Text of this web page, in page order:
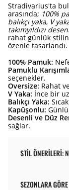
Stradivarius'ta
arasında; 100%
balıkçı yaka, V
takımyıldızı
rahat günlük
özenle tasarlandı.
100% Pamuk:
Pamuklu
seçenekler.
Oversize: Rahat
V Yaka: İnce bir
Balıkçı Yaka:
Kapüşonlu:
Desenli ve Düz
sağlar.
STIL ÖNERILERI:
SEZONLARA